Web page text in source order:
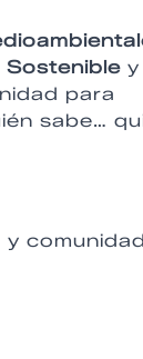
Sostenible y
para
sabe…